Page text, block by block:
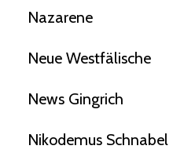
Nazarene
Neue Westfälische
News Gingrich
Nikodemus Schnabel